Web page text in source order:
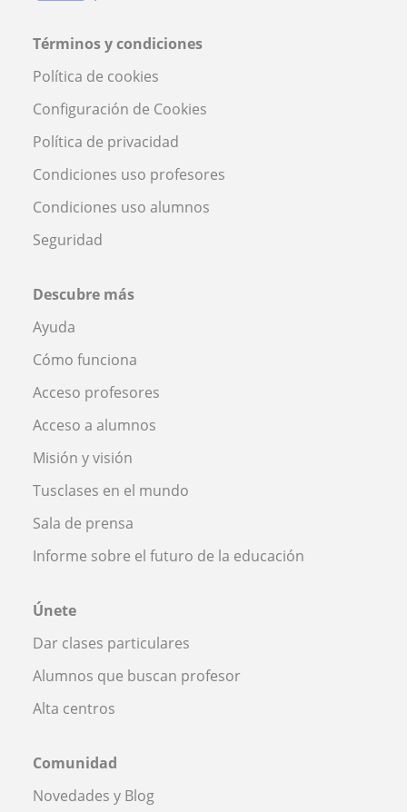
Términos y condiciones
Política de cookies
Configuración de Cookies
Política de privacidad
Condiciones uso profesores
Condiciones uso alumnos
Seguridad
Descubre más
Ayuda
Cómo funciona
Acceso profesores
Acceso a alumnos
Misión y visión
Tusclases en el mundo
Sala de prensa
Informe sobre el futuro de la educación
Únete
Dar clases particulares
Alumnos que buscan profesor
Alta centros
Comunidad
Novedades y Blog